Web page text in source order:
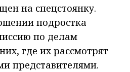
на спецстоянку.
подростка
по делам
где их рассмотрят
представителями.